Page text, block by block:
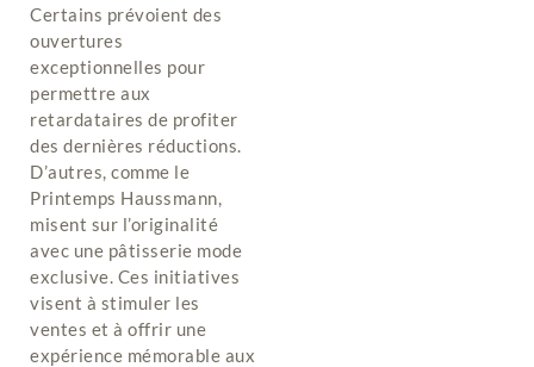
Certains prévoient des
ouvertures
exceptionnelles pour
permettre aux
retardataires de profiter
des dernières réductions.
D’autres, comme le
Printemps Haussmann,
misent sur l’originalité
avec une pâtisserie mode
exclusive. Ces initiatives
visent à stimuler les
ventes et à offrir une
expérience mémorable aux